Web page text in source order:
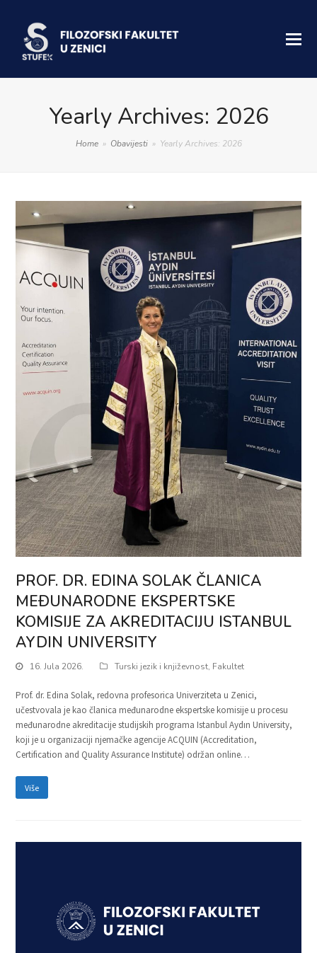
Yearly Archives: 2026
Home » Obavijesti » Yearly Archives: 2026
PROF. DR. EDINA SOLAK ČLANICA
MEÐUNARODNE EKSPERTSKE
KOMISIJE ZA AKREDITACIJU ISTANBUL
AYDIN UNIVERSITY
16. Jula 2026. Turski jezik i književnost, Fakultet
Prof. dr. Edina Solak, redovna profesorica Univerziteta u Zenici,
učestvovala je kao članica međunarodne ekspertske komisije u procesu
međunarodne akreditacije studijskih programa Istanbul Aydın University,
koji je u organizaciji njemačke agencije ACQUIN (Accreditation,
Certification and Quality Assurance Institute) održan online…
Više